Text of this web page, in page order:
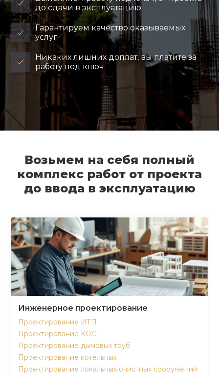
до сдачи в эксплуатацию
Гарантируем качество оказываемых
услуг
Никаких лишних доплат, вы платите за
работу под ключ
Возьмем на себя полный
комплекс работ от проекта
до ввода в эксплуатацию
Инженерное проектирование
Проектирование ИТП
Проектирование КОС
Проектирование дымовых труб
Проектирование котельных
Проектирование локальных очистных сооружений